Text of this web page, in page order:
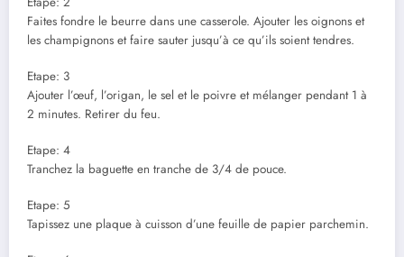
Faites fondre le beurre dans une casserole. Ajouter les oignons et
les champignons et faire sauter jusqu’à ce qu’ils soient tendres.
Etape: 3
Ajouter l’œuf, l’origan, le sel et le poivre et mélanger pendant 1 à
2 minutes. Retirer du feu.
Etape: 4
Tranchez la baguette en tranche de 3/4 de pouce.
Etape: 5
Tapissez une plaque à cuisson d’une feuille de papier parchemin.